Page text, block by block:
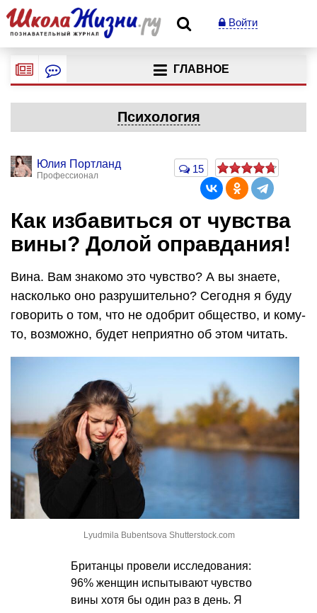
Войти
ГЛАВНОЕ
Психология
Юлия Портланд
Профессионал
15
Как избавиться от чувства
вины? Долой оправдания!
Вина. Вам знакомо это чувство? А вы знаете,
насколько оно разрушительно? Сегодня я буду
говорить о том, что не одобрит общество, и кому-
то, возможно, будет неприятно об этом читать.
Lyudmila Bubentsova Shutterstock.com
Британцы провели исследования:
96% женщин испытывают чувство
вины хотя бы один раз в день. Я